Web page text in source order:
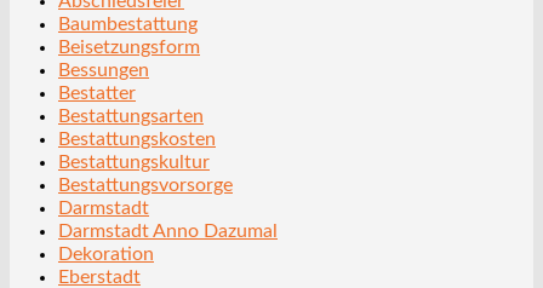
Baumbestattung
Beisetzungsform
Bessungen
Bestatter
Bestattungsarten
Bestattungskosten
Bestattungskultur
Bestattungsvorsorge
Darmstadt
Darmstadt Anno Dazumal
Dekoration
Eberstadt